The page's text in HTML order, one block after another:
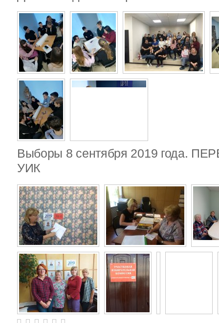
Выборы 8 сентября 2019 года.
УИК